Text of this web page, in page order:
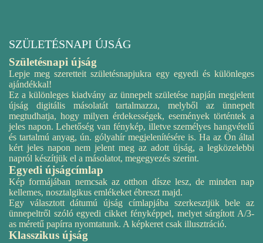
SZÜLETÉSNAPI ÚJSÁG
Születésnapi újság
Lepje meg szeretteit születésnapjukra egy egyedi és különleges
ajándékkal!
Ez a különleges kiadvány az ünnepelt születése napján megjelent
újság digitális másolatát tartalmazza, melyből az ünnepelt
megtudhatja, hogy milyen érdekességek, események történtek a
jeles napon. Lehetőség van fénykép, illetve személyes hangvételű
és tartalmú anyag, ún. gólyahír megjelenítésére is. Ha az Ön által
kért jeles napon nem jelent meg az adott újság, a legközelebbi
napról készítjük el a másolatot, megegyezés szerint.
Egyedi újságcímlap
Kép formájában nemcsak az otthon dísze lesz, de minden nap
kellemes, nosztalgikus emlékeket ébreszt majd.
Egy választott dátumú újság címlapjába szerkesztjük bele az
ünnepeltről szóló egyedi cikket fényképpel, melyet sárgított A/3-
as méretű papírra nyomtatunk. A képkeret csak illusztráció.
Klasszikus újság